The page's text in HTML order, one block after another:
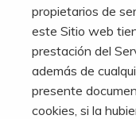
propietarios de
este Sitio web
prestación del
además de
presente
cookies, si la